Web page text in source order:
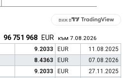
виж в
96 751 968 EUR към 7.08.2026
9.2033 EUR
11.08.2025
8.4363 EUR
07.08.2026
9.2033 EUR
27.11.2025